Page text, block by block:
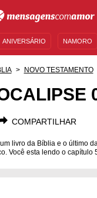
ANIVERSÁRIO NAMORO
NOVO TESTAMENTO
COMPARTILHAR
livro da Bíblia e o último
Você esta lendo o capítulo